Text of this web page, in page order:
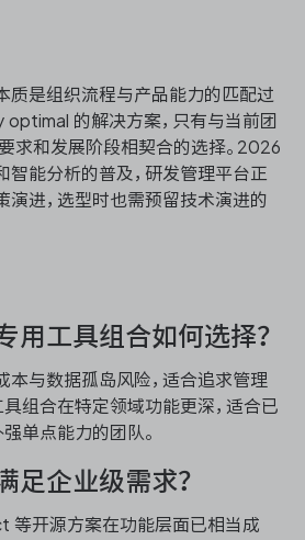
质是组织流程与产品能力的匹配过
optimal 的解决方案，只有与当前团
要求和发展阶段相契合的选择。2026
智能分析的普及，研发管理平台正
演进，选型时也需预留技术演进的
用工具组合如何选择？
本与数据孤岛风险，适合追求管理
组合在特定领域功能更深，适合已
单点能力的团队。
足企业级需求？
等开源方案在功能层面已相当成